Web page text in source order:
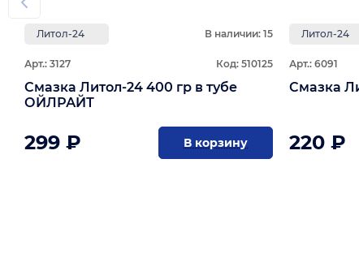
Литол-24 В наличии: 15
Арт.: 3127 Код: 510125
Смазка Литол-24 400 гр в тубе
ОЙЛРАЙТ
299 ₽ В корзину
Литол-24
Арт.: 6091
220 ₽